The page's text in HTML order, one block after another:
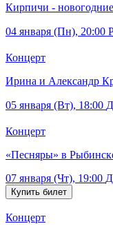
Кирпичи -
04 января (Пн), 20:00
Концерт
Ирина и Александр
05 января (Вт), 18:00
Концерт
«Песняры» в
07 января (Чт), 19:00
Концерт